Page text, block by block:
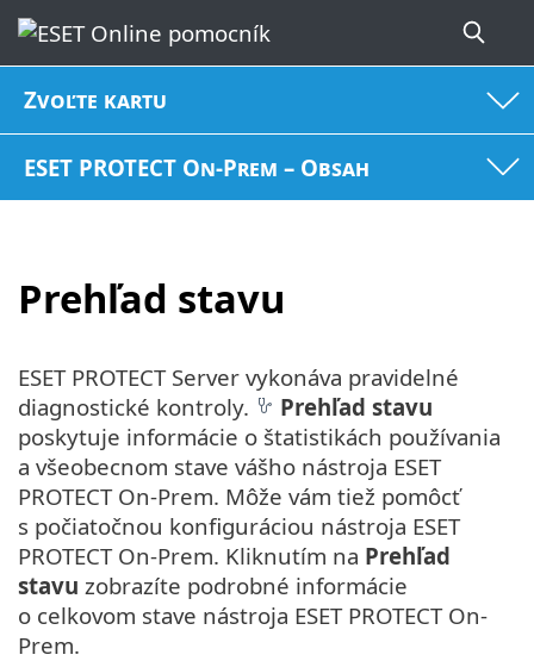
Zvoľte kartu
ESET PROTECT On-Prem – Obsah
Prehľad stavu
ESET PROTECT Server vykonáva pravidelné
diagnostické kontroly.
Prehľad stavu
poskytuje informácie o štatistikách používania
a všeobecnom stave vášho nástroja ESET
PROTECT On-Prem. Môže vám tiež pomôcť
s počiatočnou konfiguráciou nástroja ESET
PROTECT On-Prem. Kliknutím na Prehľad
stavu zobrazíte podrobné informácie
o celkovom stave nástroja ESET PROTECT On-
Prem.